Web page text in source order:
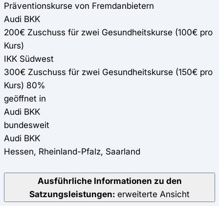
Präventionskurse von Fremdanbietern
Audi BKK
200€ Zuschuss für zwei Gesundheitskurse (100€ pro
Kurs)
IKK Südwest
300€ Zuschuss für zwei Gesundheitskurse (150€ pro
Kurs) 80%
geöffnet in
Audi BKK
bundesweit
Audi BKK
Hessen, Rheinland-Pfalz, Saarland
Ausführliche Informationen zu den
Satzungsleistungen: erweiterte Ansicht